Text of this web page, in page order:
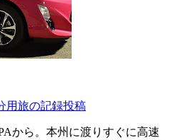
用旅の記録投稿
から。本州に渡りすぐに高速